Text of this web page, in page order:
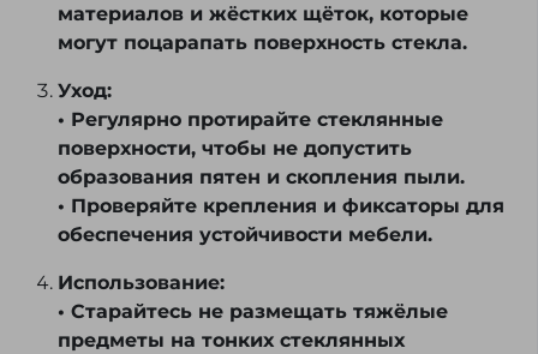
материалов и жёстких щёток, которые
могут поцарапать поверхность стекла.
Уход:
• Регулярно протирайте стеклянные
поверхности, чтобы не допустить
образования пятен и скопления пыли.
• Проверяйте крепления и фиксаторы для
обеспечения устойчивости мебели.
Использование:
• Старайтесь не размещать тяжёлые
предметы на тонких стеклянных